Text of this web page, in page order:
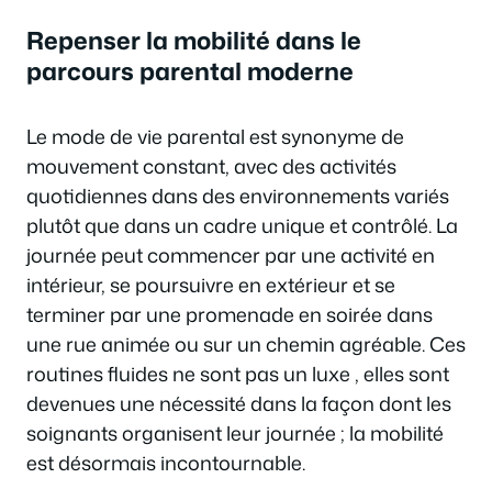
Repenser la mobilité dans le
parcours parental moderne
Le mode de vie parental est synonyme de
mouvement constant, avec des activités
quotidiennes dans des environnements variés
plutôt que dans un cadre unique et contrôlé. La
journée peut commencer par une activité en
intérieur, se poursuivre en extérieur et se
terminer par une promenade en soirée dans
une rue animée ou sur un chemin agréable. Ces
routines fluides ne sont pas un luxe , elles sont
devenues une nécessité dans la façon dont les
soignants organisent leur journée ; la mobilité
est désormais incontournable.